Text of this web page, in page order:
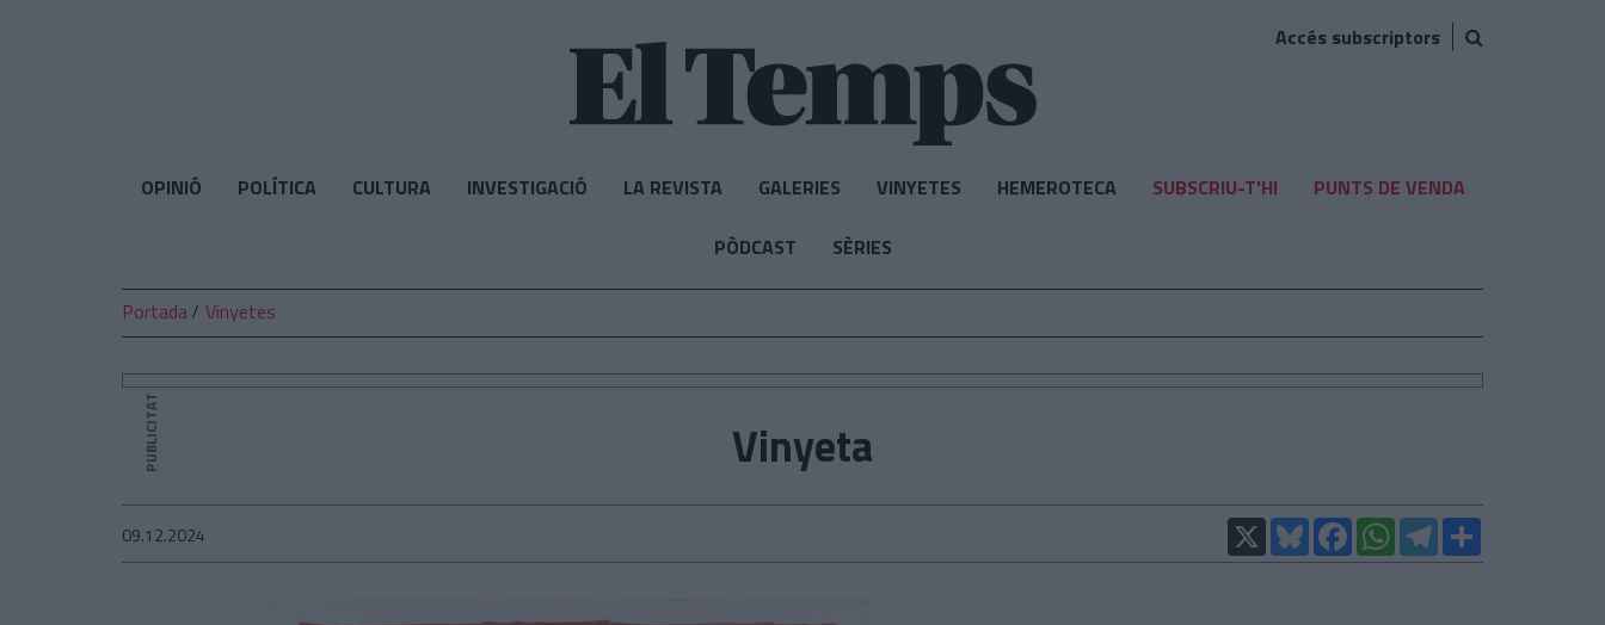
Accés subscriptors
OPINIÓ POLÍTICA CULTURA INVESTIGACIÓ LA REVISTA GALERIES VINYETES HEMEROTECA SUBSCRIU-T'HI PUNTS DE VENDA
PÒDCAST SÈRIES
Portada Vinyetes
PUBLICITAT Vinyeta
09.12.2024 X BlueskyFacebookWhatsAppTelegram